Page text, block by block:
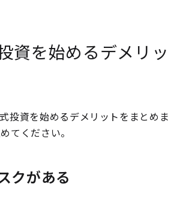
資を始めるデメリッ
投資を始めるデメリットをまとめま
てください。
クがある